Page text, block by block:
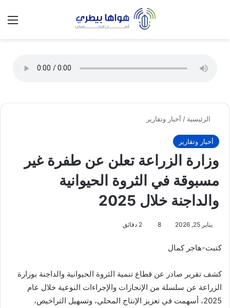
الوضع
الرئيسية / أخبار وتقارير
أخبار وتقارير
وزارة الزراعة تعلن عن طفرة غير
مسبوقة في الثروة الحيوانية
والداجنة خلال 2025
يناير 25, 2026 8
كتبت-هاجر كمال
كشف تقرير صادر عن قطاع تنمية الثروة الحيوانية والداجنة بوزارة
الزراعة عن سلسلة من الإنجازات والإجراءات النوعية خلال عام
2025، أسهمت في تعزيز الإنتاج المحلي، وتسهيل التراخيص،